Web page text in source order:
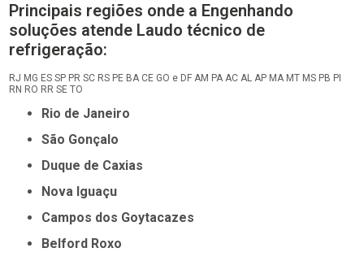
Principais regiões onde a Engenhando
soluções atende Laudo técnico de
refrigeração:
RJ MG ES SP PR SC RS PE BA CE GO e DF AM PA AC AL AP MA MT MS PB PI
RN RO RR SE TO
Rio de Janeiro
São Gonçalo
Duque de Caxias
Nova Iguaçu
Campos dos Goytacazes
Belford Roxo